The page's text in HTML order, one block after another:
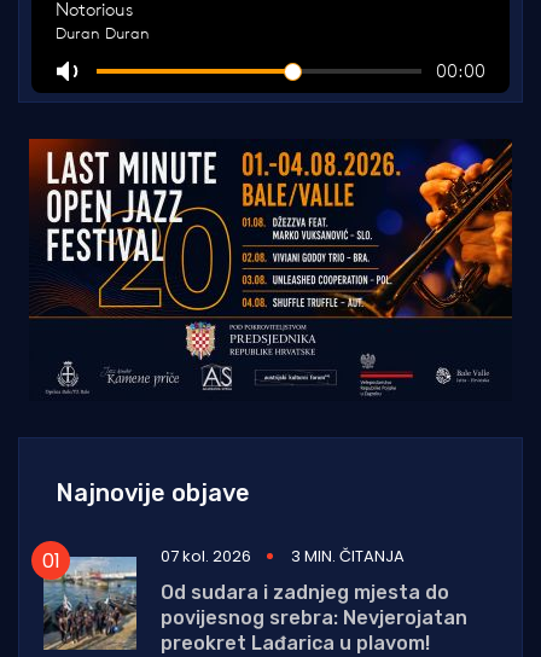
Najnovije objave
07 kol. 2026
3 MIN. ČITANJA
Od sudara i zadnjeg mjesta do
povijesnog srebra: Nevjerojatan
preokret Lađarica u plavom!